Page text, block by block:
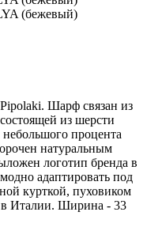
Шарф связан из
из шерсти
процента
натуральным
логотип бренда в
адаптировать под
курткой, пуховиком
Италии. Ширина - 33